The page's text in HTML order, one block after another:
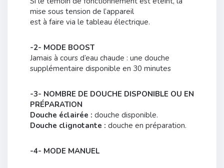
mise sous tension de l’appareil
est à faire via le tableau électrique.
-2- MODE BOOST
Jamais à cours d’eau chaude : une douche
supplémentaire disponible en 30 minutes
-3- NOMBRE DE DOUCHE DISPONIBLE OU EN
PRÉPARATION
Douche éclairée : douche disponible.
Douche clignotante : douche en préparation.
-4- MODE MANUEL